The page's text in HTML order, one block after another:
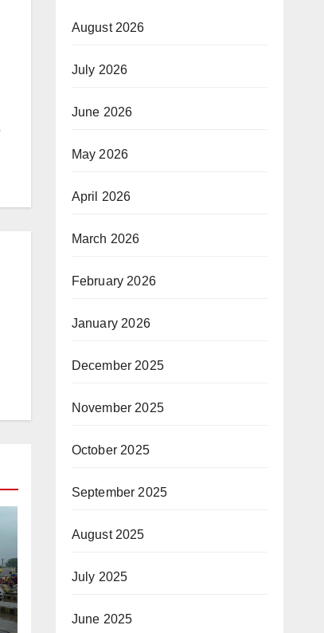
August 2026
July 2026
June 2026
May 2026
April 2026
March 2026
February 2026
January 2026
December 2025
November 2025
October 2025
September 2025
August 2025
July 2025
June 2025